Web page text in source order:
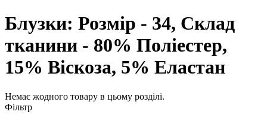
Блузки: Розмір - 34, Склад
тканини - 80% Поліестер,
15% Віскоза, 5% Еластан
Немає жодного товару в цьому розділі.
Фільтр